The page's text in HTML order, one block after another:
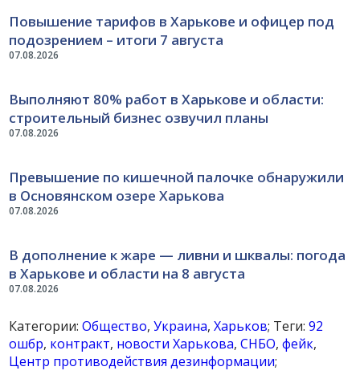
07.08.2026
Повышение тарифов в Харькове и офицер под
подозрением – итоги 7 августа
07.08.2026
Выполняют 80% работ в Харькове и области:
строительный бизнес озвучил планы
07.08.2026
Превышение по кишечной палочке обнаружили
в Основянском озере Харькова
07.08.2026
В дополнение к жаре — ливни и шквалы: погода
в Харькове и области на 8 августа
Категории:Общество,Украина,Харьков; Теги:92
ошбр, контракт, новости Харькова,СНБО,фейк,
Центр противодействия дезинформации;